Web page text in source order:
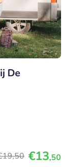
De
,50 €13,50